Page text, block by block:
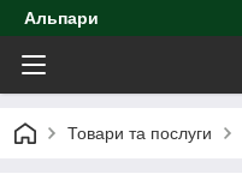
Альпари
Товари та послуги